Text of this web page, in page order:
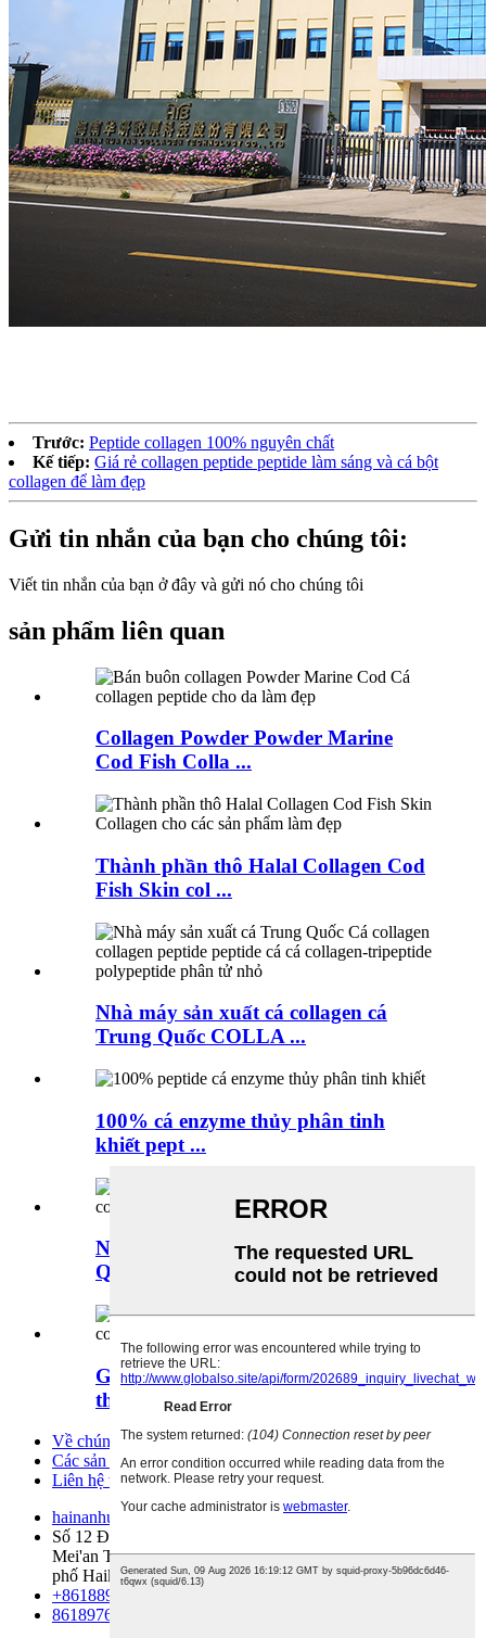
Trước: Peptide collagen 100% nguyên chất
Kế tiếp: Giá rẻ collagen peptide peptide làm sáng và cá bột
collagen để làm đẹp
Gửi tin nhắn của bạn cho chúng tôi:
Viết tin nhắn của bạn ở đây và gửi nó cho chúng tôi
sản phẩm liên quan
Collagen Powder Powder Marine
Cod Fish Colla ...
Thành phần thô Halal Collagen Cod
Fish Skin col ...
Nhà máy sản xuất cá collagen cá
Trung Quốc COLLA ...
100% cá enzyme thủy phân tinh
khiết pept ...
Nhà cung cấp cá collagen cá Trung
Quốc collag ...
Giá bán buôn cá collagen peptide
thủy phân ...
Về chúng tôi
Các sản phẩm
Liên hệ với chúng tôi
hainanhuayan@china-collagen.com
Số 12 Đường Meifeng, Khoa học và Công nghệ mới của
Mei'an Town, Khu công nghệ cao quốc gia Haikou, Thành
phố Haikou, tỉnh Hainan, Trung Quốc.
+8618898240171
8618976999719